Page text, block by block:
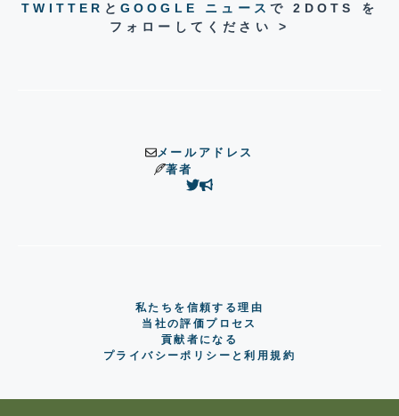
TWITTER と GOOGLE ニュース で 2DOTS を
フォローしてください >
メールアドレス
著者
私たちを信頼する理由
当社の評価プロセス
貢献者になる
プライバシーポリシーと利用規約